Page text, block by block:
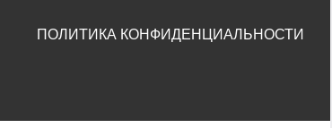
ПОЛИТИКА КОНФИДЕНЦИАЛЬНОСТИ